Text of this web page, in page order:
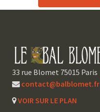
33 rue Blomet 75015 Paris
contact@balblomet.fr
VOIR SUR LE PLAN